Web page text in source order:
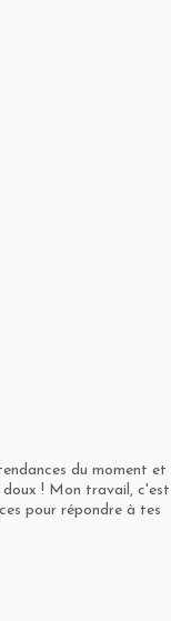
du moment et
! Mon travail, c'est
pour répondre à tes